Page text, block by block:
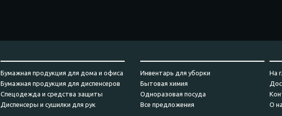
Бумажная продукция для дома и офиса
Бумажная продукция для диспенсеров
Спецодежда и средства защиты
Диспенсеры и сушилки для рук
Инвентарь для уборки
Бытовая химия
Одноразовая посуда
Все предложения
На
О